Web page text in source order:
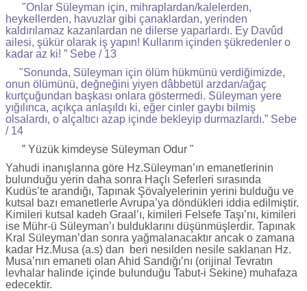
"Onlar Süleyman için, mihraplardan/kalelerden,
heykellerden, havuzlar gibi çanaklardan, yerinden
kaldırılamaz kazanlardan ne dilerse yaparlardı. Ey Davûd
ailesi, şükür olarak iş yapın! Kullarım içinden şükredenler o
kadar az ki! ” Sebe / 13
"Sonunda, Süleyman için ölüm hükmünü verdiğimizde,
onun ölümünü, değneğini yiyen dâbbetül arzdan/ağaç
kurtçuğundan başkası onlara göstermedi. Süleyman yere
yığılınca, açıkça anlaşıldı ki, eğer cinler gaybı bilmiş
olsalardı, o alçaltıcı azap içinde bekleyip durmazlardı.” Sebe
/ 14
” Yüzük kimdeyse Süleyman Odur "
Yahudi inanışlarına göre Hz.Süleyman’ın emanetlerinin
bulunduğu yerin daha sonra Haçlı Seferleri sırasında
Kudüs’te arandığı, Tapınak Şövalyelerinin yerini bulduğu ve
kutsal bazı emanetlerle Avrupa’ya döndükleri iddia edilmiştir.
Kimileri kutsal kadeh Graal’ı, kimileri Felsefe Taşı’nı, kimileri
ise Mühr-ü Süleyman’ı bulduklarını düşünmüşlerdir. Tapınak
Kral Süleyman’dan sonra yağmalanacaktır ancak o zamana
kadar Hz.Musa (a.s) dan beri nesilden nesile saklanan Hz.
Musa’nın emaneti olan Ahid Sandığı’nı (orijinal Tevratın
levhalar halinde içinde bulunduğu Tabut-i Sekine) muhafaza
edecektir.